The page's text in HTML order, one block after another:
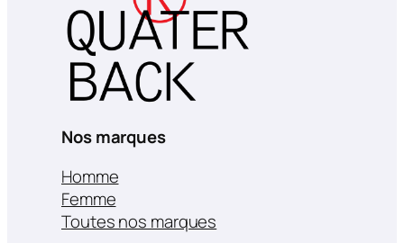
Nos marques
Homme
Femme
Toutes nos marques